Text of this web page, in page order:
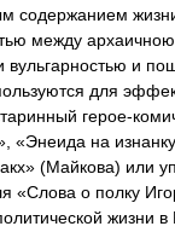
содержанием
между
и
для
герое-
«Энеида на
(Майкова) или
«Слова о полку
жизни в